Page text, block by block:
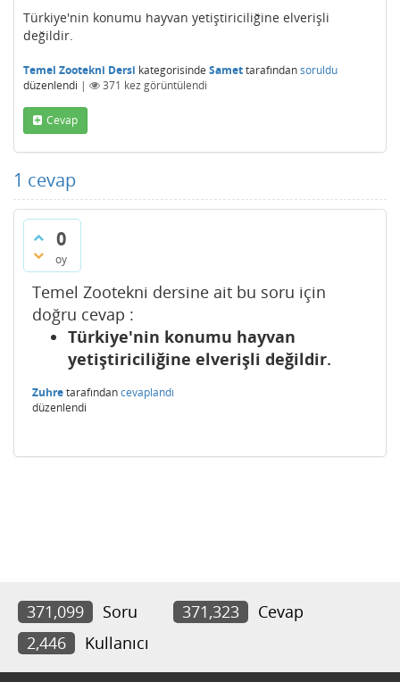
Türkiye'nin konumu hayvan yetiştiriciliğine elverişli
değildir.
Temel Zootekni Dersi kategorisinde Samettarafındansoruldu
düzenlendi | 371 kez görüntülendi
Cevap
1 cevap
0
oy
Temel Zootekni dersine ait bu soru için
doğru cevap :
Türkiye'nin konumu hayvan
yetiştiriciliğine elverişli değildir.
Zuhretarafındancevaplandı
düzenlendi
371,099 Soru 371,323
Cevap
2,446
Kullanıcı